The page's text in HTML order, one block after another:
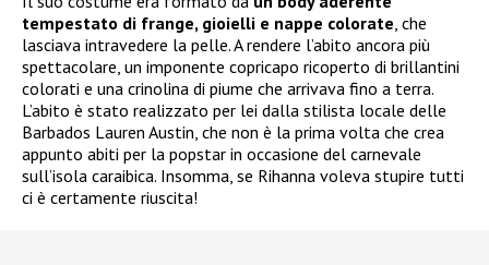
tempestato di frange, gioielli e nappe colorate , che
lasciava intravedere la pelle. A rendere l’abito ancora più
spettacolare, un imponente copricapo ricoperto di brillantini
colorati e una crinolina di piume che arrivava fino a terra.
L’abito è stato realizzato per lei dalla stilista locale delle
Barbados Lauren Austin, che non è la prima volta che crea
appunto abiti per la popstar in occasione del carnevale
sull’isola caraibica. Insomma, se Rihanna voleva stupire tutti
ci è certamente riuscita!